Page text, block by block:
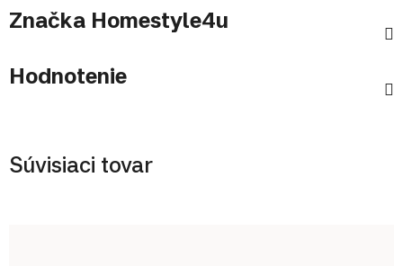
Značka Homestyle4u
Hodnotenie
Súvisiaci tovar